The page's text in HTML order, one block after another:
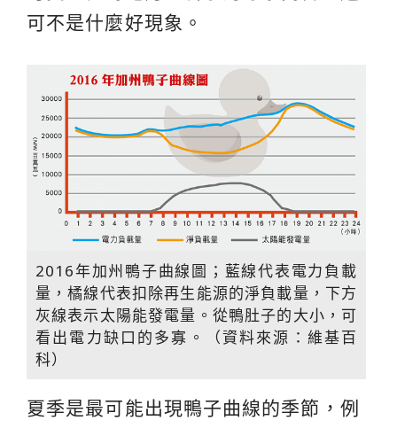
可不是什麼好現象。
2016年加州鴨子曲線圖；藍線代表電力負載
量，橘線代表扣除再生能源的淨負載量，下方
灰線表示太陽能發電量。從鴨肚子的大小，可
看出電力缺口的多寡。（資料來源：維基百
科）
夏季是最可能出現鴨子曲線的季節，例